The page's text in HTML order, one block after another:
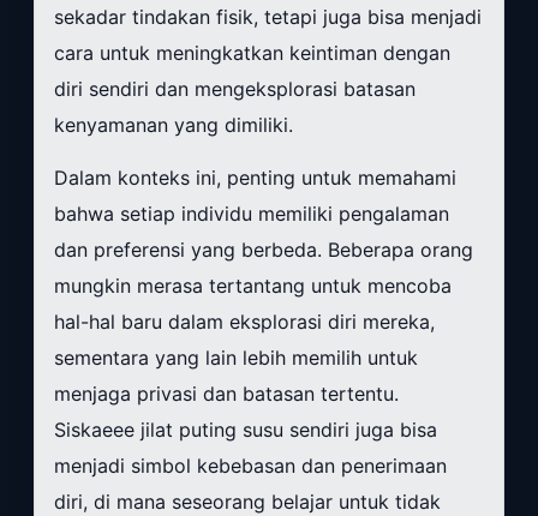
sekadar tindakan fisik, tetapi juga bisa menjadi
cara untuk meningkatkan keintiman dengan
diri sendiri dan mengeksplorasi batasan
kenyamanan yang dimiliki.
Dalam konteks ini, penting untuk memahami
bahwa setiap individu memiliki pengalaman
dan preferensi yang berbeda. Beberapa orang
mungkin merasa tertantang untuk mencoba
hal-hal baru dalam eksplorasi diri mereka,
sementara yang lain lebih memilih untuk
menjaga privasi dan batasan tertentu.
Siskaeee jilat puting susu sendiri juga bisa
menjadi simbol kebebasan dan penerimaan
diri, di mana seseorang belajar untuk tidak